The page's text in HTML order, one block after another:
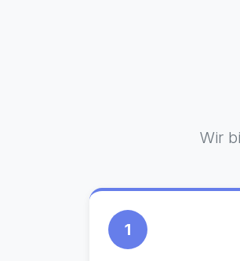
Wir
1